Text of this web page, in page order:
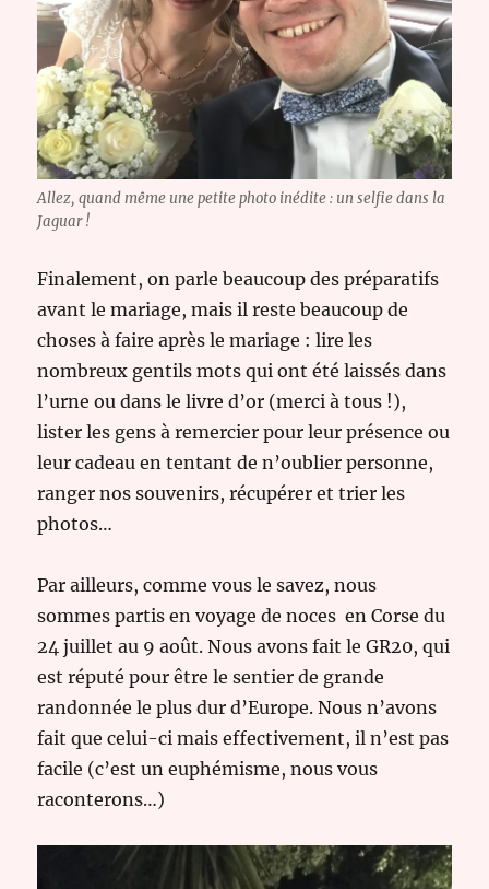
Allez, quand même une petite photo inédite : un selfie dans la
Jaguar !
Finalement, on parle beaucoup des préparatifs
avant le mariage, mais il reste beaucoup de
choses à faire après le mariage : lire les
nombreux gentils mots qui ont été laissés dans
l’urne ou dans le livre d’or (merci à tous !),
lister les gens à remercier pour leur présence ou
leur cadeau en tentant de n’oublier personne,
ranger nos souvenirs, récupérer et trier les
photos…
Par ailleurs, comme vous le savez, nous
sommes partis en voyage de noces en Corse du
24 juillet au 9 août. Nous avons fait le GR20, qui
est réputé pour être le sentier de grande
randonnée le plus dur d’Europe. Nous n’avons
fait que celui-ci mais effectivement, il n’est pas
facile (c’est un euphémisme, nous vous
raconterons…)